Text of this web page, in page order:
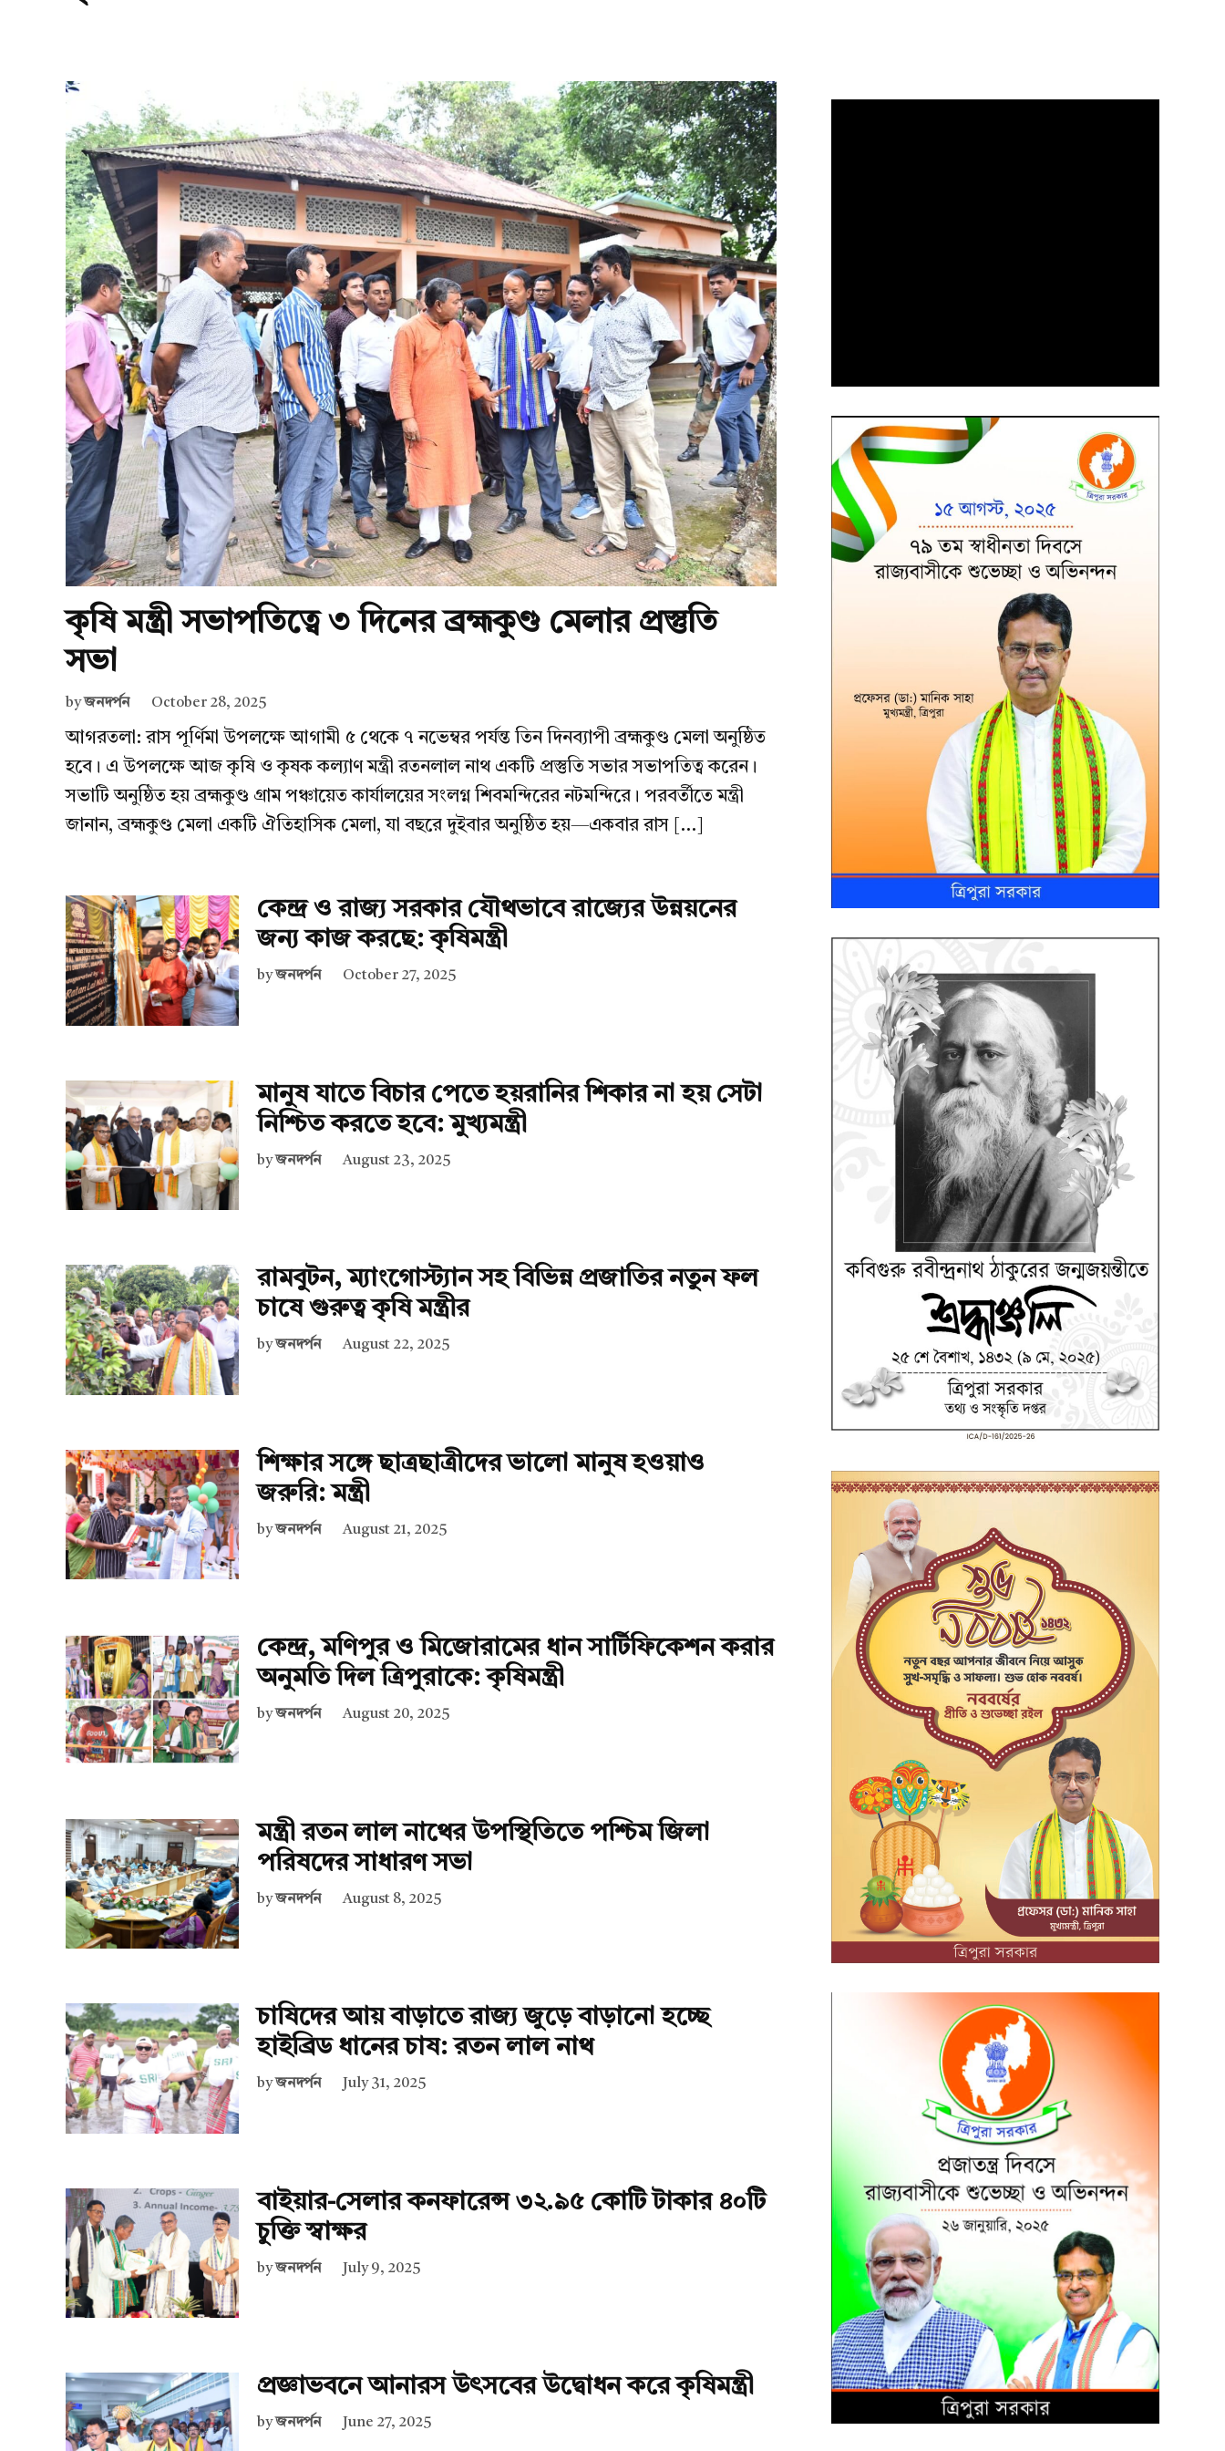
কৃষি মন্ত্রী সভাপতিত্বে ৩ দিনের ব্রহ্মকুণ্ড মেলার প্রস্তুতি
সভা
byজনদর্পন October 28, 2025
আগরতলা: রাস পূর্ণিমা উপলক্ষে আগামী ৫ থেকে ৭ নভেম্বর পর্যন্ত তিন দিনব্যাপী ব্রহ্মকুণ্ড মেলা অনুষ্ঠিত
হবে। এ উপলক্ষে আজ কৃষি ও কৃষক কল্যাণ মন্ত্রী রতনলাল নাথ একটি প্রস্তুতি সভার সভাপতিত্ব করেন।
সভাটি অনুষ্ঠিত হয় ব্রহ্মকুণ্ড গ্রাম পঞ্চায়েত কার্যালয়ের সংলগ্ন শিবমন্দিরের নটমন্দিরে। পরবর্তীতে মন্ত্রী
জানান, ব্রহ্মকুণ্ড মেলা একটি ঐতিহাসিক মেলা, যা বছরে দুইবার অনুষ্ঠিত হয়—একবার রাস […]
কেন্দ্র ও রাজ্য সরকার যৌথভাবে রাজ্যের উন্নয়নের
জন্য কাজ করছে: কৃষিমন্ত্রী
byজনদর্পন October 27, 2025
মানুষ যাতে বিচার পেতে হয়রানির শিকার না হয় সেটা
নিশ্চিত করতে হবে: মুখ্যমন্ত্রী
byজনদর্পন August 23, 2025
রামবুটন, ম্যাংগোস্ট্যান সহ বিভিন্ন প্রজাতির নতুন ফল
চাষে গুরুত্ব কৃষি মন্ত্রীর
byজনদর্পন August 22, 2025
শিক্ষার সঙ্গে ছাত্রছাত্রীদের ভালো মানুষ হওয়াও
জরুরি: মন্ত্রী
byজনদর্পন August 21, 2025
কেন্দ্র, মণিপুর ও মিজোরামের ধান সার্টিফিকেশন করার
অনুমতি দিল ত্রিপুরাকে: কৃষিমন্ত্রী
byজনদর্পন August 20, 2025
মন্ত্রী রতন লাল নাথের উপস্থিতিতে পশ্চিম জিলা
পরিষদের সাধারণ সভা
byজনদর্পন August 8, 2025
চাষিদের আয় বাড়াতে রাজ্য জুড়ে বাড়ানো হচ্ছে
হাইব্রিড ধানের চাষ: রতন লাল নাথ
byজনদর্পন July 31, 2025
বাইয়ার-সেলার কনফারেন্স ৩২.৯৫ কোটি টাকার ৪০টি
চুক্তি স্বাক্ষর
byজনদর্পন July 9, 2025
প্রজ্ঞাভবনে আনারস উৎসবের উদ্বোধন করে কৃষিমন্ত্রী
byজনদর্পন June 27, 2025